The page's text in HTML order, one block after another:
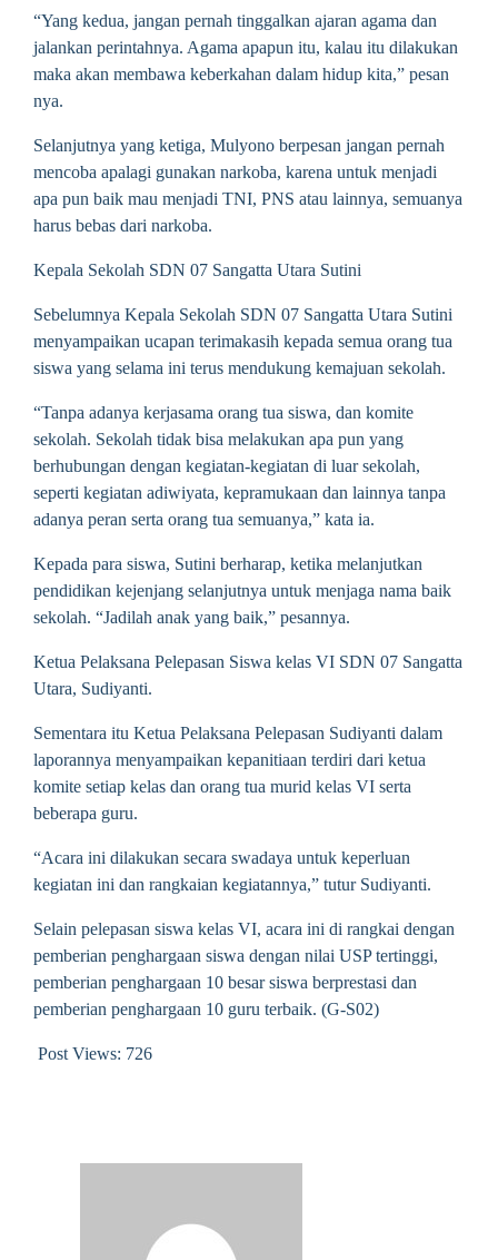
“Yang kedua, jangan pernah tinggalkan ajaran agama dan
jalankan perintahnya. Agama apapun itu, kalau itu dilakukan
maka akan membawa keberkahan dalam hidup kita,” pesan
nya.
Selanjutnya yang ketiga, Mulyono berpesan jangan pernah
mencoba apalagi gunakan narkoba, karena untuk menjadi
apa pun baik mau menjadi TNI, PNS atau lainnya, semuanya
harus bebas dari narkoba.
Kepala Sekolah SDN 07 Sangatta Utara Sutini
Sebelumnya Kepala Sekolah SDN 07 Sangatta Utara Sutini
menyampaikan ucapan terimakasih kepada semua orang tua
siswa yang selama ini terus mendukung kemajuan sekolah.
“Tanpa adanya kerjasama orang tua siswa, dan komite
sekolah. Sekolah tidak bisa melakukan apa pun yang
berhubungan dengan kegiatan-kegiatan di luar sekolah,
seperti kegiatan adiwiyata, kepramukaan dan lainnya tanpa
adanya peran serta orang tua semuanya,” kata ia.
Kepada para siswa, Sutini berharap, ketika melanjutkan
pendidikan kejenjang selanjutnya untuk menjaga nama baik
sekolah. “Jadilah anak yang baik,” pesannya.
Ketua Pelaksana Pelepasan Siswa kelas VI SDN 07 Sangatta
Utara, Sudiyanti.
Sementara itu Ketua Pelaksana Pelepasan Sudiyanti dalam
laporannya menyampaikan kepanitiaan terdiri dari ketua
komite setiap kelas dan orang tua murid kelas VI serta
beberapa guru.
“Acara ini dilakukan secara swadaya untuk keperluan
kegiatan ini dan rangkaian kegiatannya,” tutur Sudiyanti.
Selain pelepasan siswa kelas VI, acara ini di rangkai dengan
pemberian penghargaan siswa dengan nilai USP tertinggi,
pemberian penghargaan 10 besar siswa berprestasi dan
pemberian penghargaan 10 guru terbaik. (G-S02)
Post Views: 726